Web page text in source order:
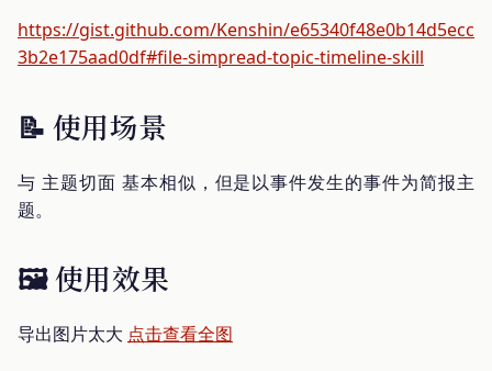
https://gist.github.com/Kenshin/e65340f48e0b14d5ecc
3b2e175aad0df#file-simpread-topic-timeline-skill
📝 使用场景
与 主题切面 基本相似，但是以事件发生的事件为简报主
题。
🖼️ 使用效果
导出图片太大 点击查看全图